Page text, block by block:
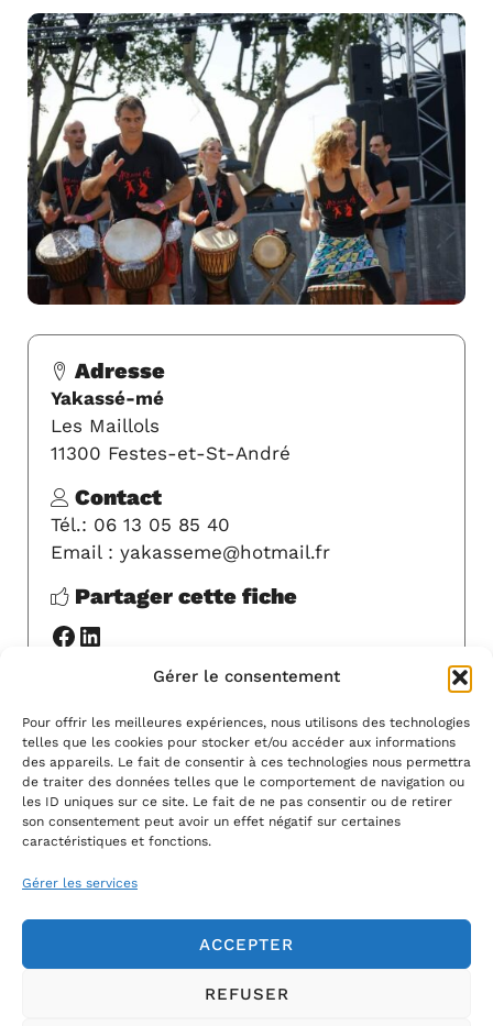
Gérer le consentement
Pour offrir les meilleures expériences, nous utilisons des technologies
telles que les cookies pour stocker et/ou accéder aux informations
des appareils. Le fait de consentir à ces technologies nous permettra
de traiter des données telles que le comportement de navigation ou
les ID uniques sur ce site. Le fait de ne pas consentir ou de retirer
son consentement peut avoir un effet négatif sur certaines
caractéristiques et fonctions.
Gérer les services
ACCEPTER
REFUSER
Adresse
Yakassé-mé
Les Maillols
11300 Festes-et-St-André
Contact
Tél.: 06 13 05 85 40
Email : yakasseme@hotmail.fr
Partager cette fiche
Facebook
LinkedIn
MODIFIER